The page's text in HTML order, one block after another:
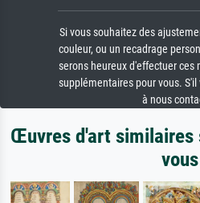
Si vous souhaitez des
couleur, ou un recadrage
serons heureux d'effectuer ces
supplémentaires pour vous.
à nous
Œuvres d'art similaires
vous